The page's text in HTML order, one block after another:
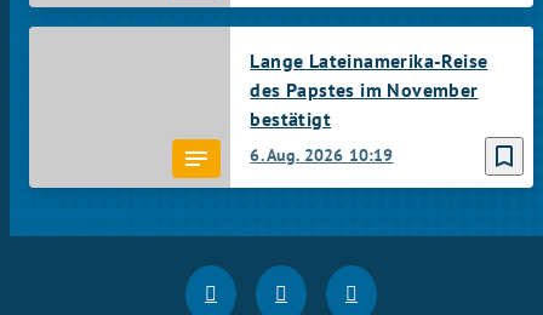
bookmark_border
6. Aug. 2026 10:19
Lange Lateinamerika-Reise
des Papstes im November
bestätigt